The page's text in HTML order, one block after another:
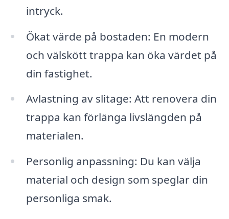
intryck.
Ökat värde på bostaden: En modern
och välskött trappa kan öka värdet på
din fastighet.
Avlastning av slitage: Att renovera din
trappa kan förlänga livslängden på
materialen.
Personlig anpassning: Du kan välja
material och design som speglar din
personliga smak.